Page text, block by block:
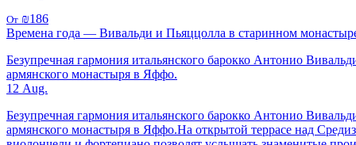
От ₪186
Времена года — Вивальди и Пьяццолла в старинном
Безупречная гармония итальянского барокко Антонио
армянского монастыря в Яффо.
12 Aug.
Безупречная гармония итальянского барокко Антонио
армянского монастыря в Яффо.На открытой террасе над